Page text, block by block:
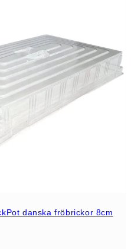
danska fröbrickor 8cm